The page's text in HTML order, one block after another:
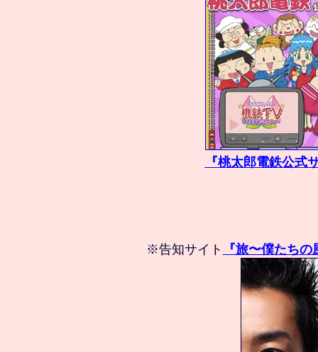
『桃太郎電鉄公式
※告知サイト 『旅〜僕たち